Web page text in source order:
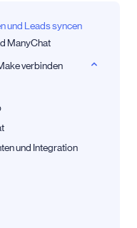
und Leads syncen
ManyChat
verbinden
und Integration